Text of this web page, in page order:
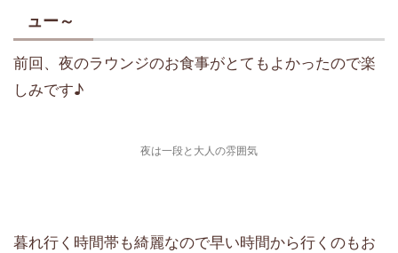
ュー～
前回、夜のラウンジのお食事がとてもよかったので楽
しみです♪
夜は一段と大人の雰囲気
暮れ行く時間帯も綺麗なので早い時間から行くのもお